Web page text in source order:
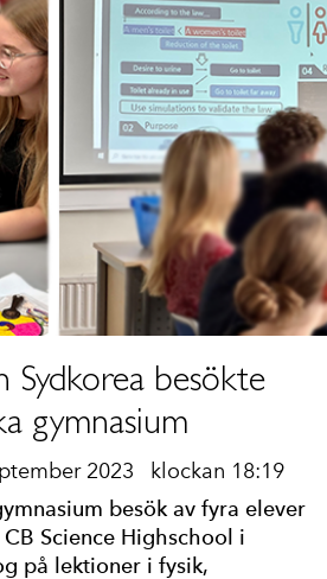
Sydkorea besökte
gymnasium
2023 klockan 18:19
besök av fyra elever
Science Highschool i
på lektioner i fysik,